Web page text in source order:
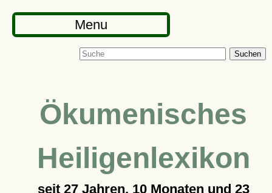
Menu
Suchen
Ökumenisches
Heiligenlexikon
seit 27 Jahren, 10 Monaten und 23